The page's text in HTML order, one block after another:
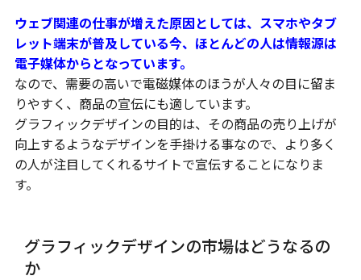
ウェブ関連の仕事が増えた原因としては、スマホやタブ
レット端末が普及している今、ほとんどの人は情報源は
電子媒体からとなっています。
なので、需要の高いで電磁媒体のほうが人々の目に留ま
りやすく、商品の宣伝にも適しています。
グラフィックデザインの目的は、その商品の売り上げが
向上するようなデザインを手掛ける事なので、より多く
の人が注目してくれるサイトで宣伝することになりま
す。
グラフィックデザインの市場はどうなるの
か